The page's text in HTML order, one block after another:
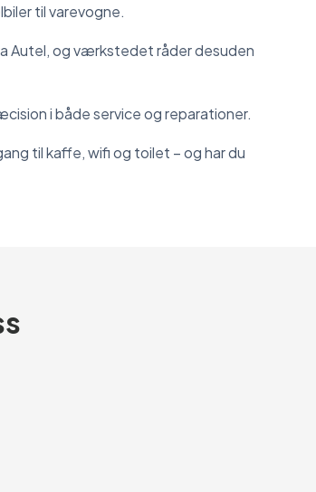
til varevogne.
Autel, og værkstedet råder desuden
i både service og reparationer.
til kaffe, wifi og toilet – og har du